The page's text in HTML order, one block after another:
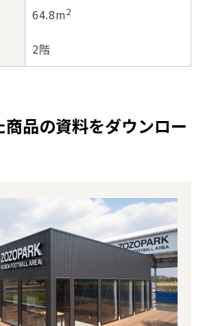
64.8m2
2階
商品の資料をダウンロー